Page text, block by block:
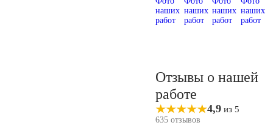
Отзывы о нашей
работе
4,9 из 5
635 отзывов